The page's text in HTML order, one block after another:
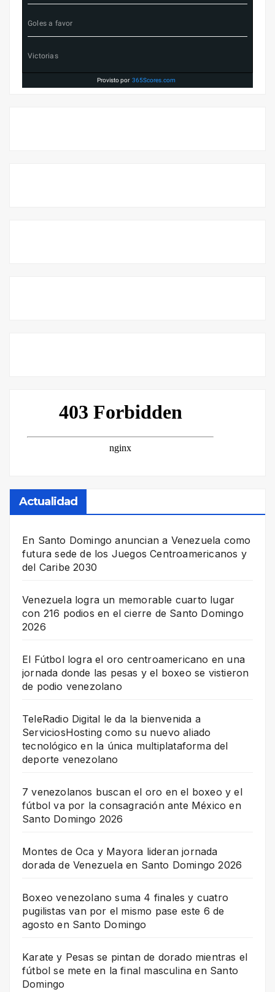
Goles a favor
Victorias
Provisto por 365Scores.com
Actualidad
En Santo Domingo anuncian a Venezuela como
futura sede de los Juegos Centroamericanos y
del Caribe 2030
Venezuela logra un memorable cuarto lugar
con 216 podios en el cierre de Santo Domingo
2026
El Fútbol logra el oro centroamericano en una
jornada donde las pesas y el boxeo se vistieron
de podio venezolano
TeleRadio Digital le da la bienvenida a
ServiciosHosting como su nuevo aliado
tecnológico en la única multiplataforma del
deporte venezolano
7 venezolanos buscan el oro en el boxeo y el
fútbol va por la consagración ante México en
Santo Domingo 2026
Montes de Oca y Mayora lideran jornada
dorada de Venezuela en Santo Domingo 2026
Boxeo venezolano suma 4 finales y cuatro
pugilistas van por el mismo pase este 6 de
agosto en Santo Domingo
Karate y Pesas se pintan de dorado mientras el
fútbol se mete en la final masculina en Santo
Domingo